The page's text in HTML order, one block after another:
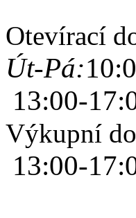
Otevírací
Út-Pá:
13:00-
Výkupní
13:00-